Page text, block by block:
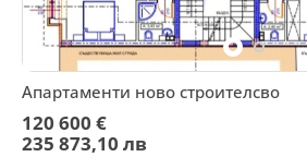
Апартаменти ново строителсво
120 600 €
235 873,10 лв